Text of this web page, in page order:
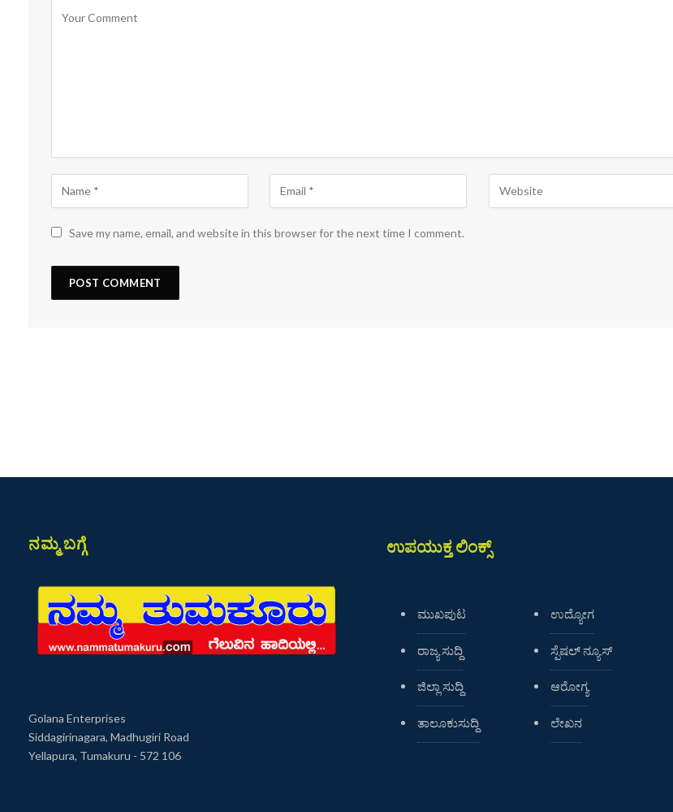
Save my name, email, and website in this browser for the next time I comment.
ನಮ್ಮ ಬಗ್ಗೆ
Golana Enterprises
Siddagirinagara, Madhugiri Road
Yellapura, Tumakuru - 572 106
ಉಪಯುಕ್ತ ಲಿಂಕ್ಸ್
ಮುಖಪುಟ
ರಾಜ್ಯ ಸುದ್ದಿ
ಜಿಲ್ಲಾ ಸುದ್ದಿ
ತಾಲೂಕುಸುದ್ದಿ
ಉದ್ಯೋಗ
ಸ್ಪೆಷಲ್ ನ್ಯೂಸ್
ಆರೋಗ್ಯ
ಲೇಖನ